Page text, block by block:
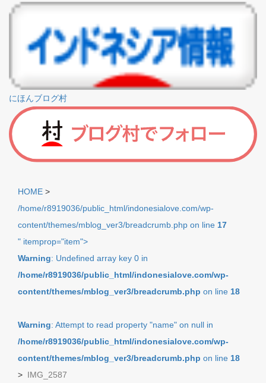
にほんブログ村
HOME >
/home/r8919036/public_html/indonesialove.com/wp-
content/themes/mblog_ver3/breadcrumb.php on line 17
" itemprop="item">
Warning: Undefined array key 0 in
/home/r8919036/public_html/indonesialove.com/wp-
content/themes/mblog_ver3/breadcrumb.php on line 18
Warning: Attempt to read property "name" on null in
/home/r8919036/public_html/indonesialove.com/wp-
content/themes/mblog_ver3/breadcrumb.php on line 18
> IMG_2587